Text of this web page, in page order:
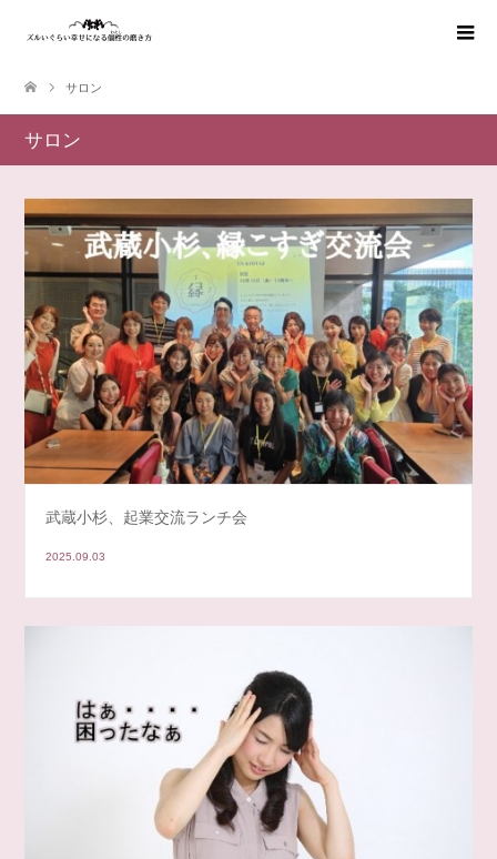
サロン
サロン
武蔵小杉、起業交流ランチ会
2025.09.03